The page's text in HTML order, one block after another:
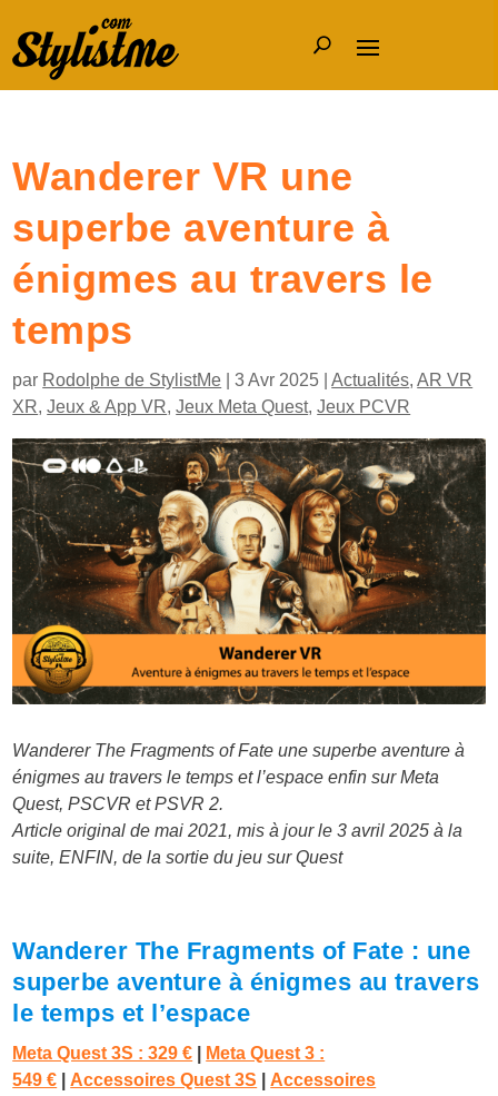
Wanderer VR une
superbe aventure à
énigmes au travers le
temps
par Rodolphe de StylistMe |3 Avr 2025 |Actualités,AR VR
XR,Jeux & App VR,Jeux Meta Quest,Jeux PCVR
Wanderer The Fragments of Fate une superbe aventure à
énigmes au travers le temps et l’espace enfin sur Meta
Quest, PSCVR et PSVR 2.
Article original de mai 2021, mis à jour le 3 avril 2025 à la
suite, ENFIN, de la sortie du jeu sur Quest
Wanderer The Fragments of Fate : une
superbe aventure à énigmes au travers
le temps et l’espace
Meta Quest 3S : 329 €
Meta Quest 3 :
549 €
Accessoires Quest 3S
Accessoires